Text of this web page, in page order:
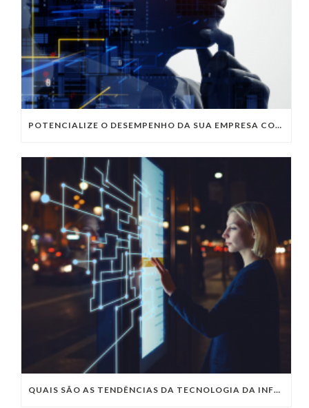
POTENCIALIZE O DESEMPENHO DA SUA EMPRESA COM OS SERVIÇOS DE TI DA VIVO VITA
QUAIS SÃO AS TENDÊNCIAS DA TECNOLOGIA DA INFORMAÇÃO PARA 2023?